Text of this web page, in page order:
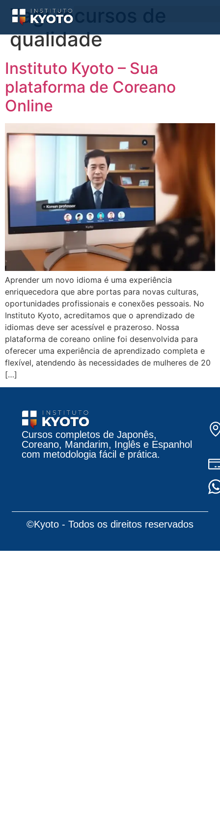
Tag:recursos de
qualidade
Instituto Kyoto – Sua
plataforma de Coreano
Online
Aprender um novo idioma é uma experiência
enriquecedora que abre portas para novas culturas,
oportunidades profissionais e conexões pessoais. No
Instituto Kyoto, acreditamos que o aprendizado de
idiomas deve ser acessível e prazeroso. Nossa
plataforma de coreano online foi desenvolvida para
oferecer uma experiência de aprendizado completa e
flexível, atendendo às necessidades de mulheres de 20
[…]
Cursos completos de Japonês,
Coreano, Mandarim, Inglês e Espanhol
com metodologia fácil e prática.
©Kyoto - Todos os direitos reservados